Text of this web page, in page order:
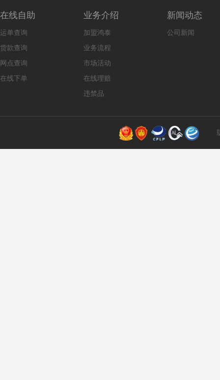
在线自助
运单查询
货款查询
网点查询
在线下单
业务介绍
加盟鸿泰
业务流程
市场活动
在线理赔
违禁品
新闻动态
公司新闻